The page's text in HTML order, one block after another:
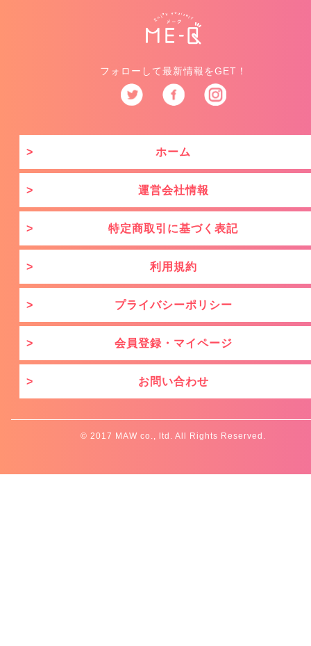
フォローして最新情報をGET！
ホーム
運営会社情報
特定商取引に基づく表記
利用規約
プライバシーポリシー
会員登録・マイページ
お問い合わせ
© 2017 MAW co., ltd. All Rights Reserved.